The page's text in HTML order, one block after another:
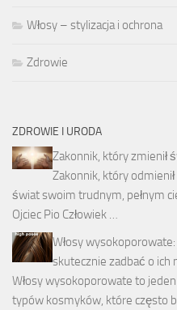
Włosy – stylizacja i ochrona
Zdrowie
ZDROWIE I URODA
Zakonnik, który zmienił
Zakonnik, który odmienił
świat swoim trudnym, pełnym
Ojciec Pio Człowiek …
Włosy
skutecznie zadbać o ich
Włosy wysokoporowate to
typów kosmyków, które często